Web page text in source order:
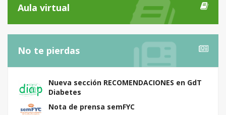
Aula virtual
No te pierdas
Nueva sección RECOMENDACIONES en GdT
Diabetes
Nota de prensa semFYC